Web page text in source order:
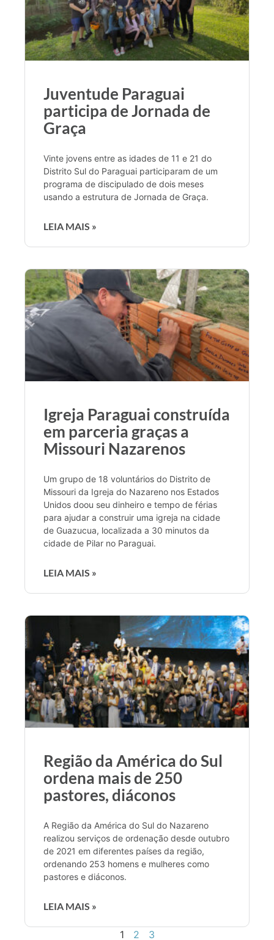
Juventude Paraguai
participa de Jornada de
Graça
Vinte jovens entre as idades de 11 e 21 do
Distrito Sul do Paraguai participaram de um
programa de discipulado de dois meses
usando a estrutura de Jornada de Graça.
LEIA MAIS »
Igreja Paraguai construída
em parceria graças a
Missouri Nazarenos
Um grupo de 18 voluntários do Distrito de
Missouri da Igreja do Nazareno nos Estados
Unidos doou seu dinheiro e tempo de férias
para ajudar a construir uma igreja na cidade
de Guazucua, localizada a 30 minutos da
cidade de Pilar no Paraguai.
LEIA MAIS »
Região da América do Sul
ordena mais de 250
pastores, diáconos
A Região da América do Sul do Nazareno
realizou serviços de ordenação desde outubro
de 2021 em diferentes países da região,
ordenando 253 homens e mulheres como
pastores e diáconos.
LEIA MAIS »
1 2 3